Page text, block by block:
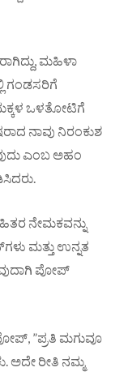
ಮಹಿಳಾ
ಗಂಡಸರಿಗೆ
ಒಳತೋಟಿಗೆ
ನಾವು ನಿರಂಕುಶ
ಎಂಬ ಅಹಂ
ನೇಮಕವನ್ನು
ಮತ್ತು ಉನ್ನತ
ಪೋಪ್
”ಪ್ರತಿ ಮಗುವೂ
ಅದೇ ರೀತಿ ನಮ್ಮ